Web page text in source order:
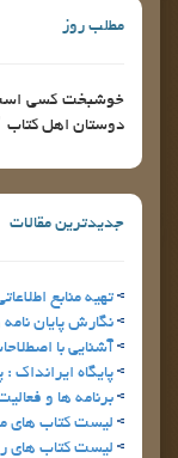
مطلب روز
خوشبخت كسي است
دوستان اهل كتاب
جدیدترین مقالات
تهيه منابع
نگارش پايان نامه
آشنايي با
پايگاه ايرانداك
برنامه ها و
ليست كتاب هاي
ليست كتاب هاي